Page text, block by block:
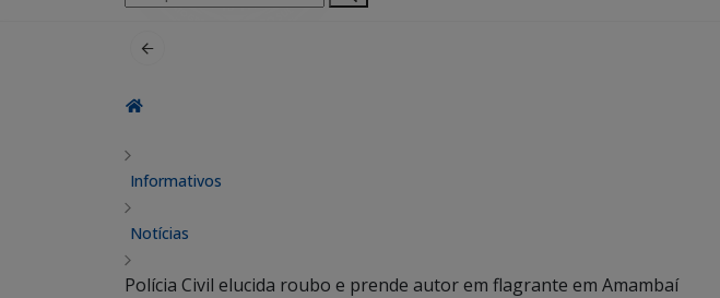
por:
Informativos
Notícias
Polícia Civil elucida roubo e prende autor em flagrante em Amambaí